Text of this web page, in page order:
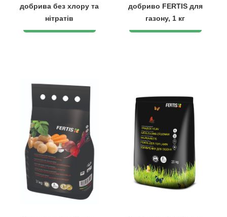
добрива без хлору та
нітратів
добриво FERTIS для
газону, 1 кг